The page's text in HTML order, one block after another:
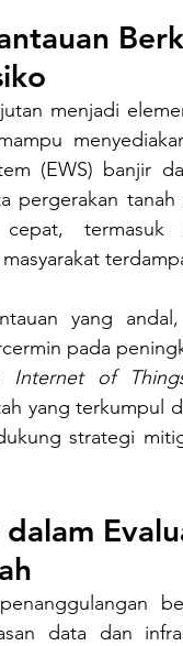
(EWS) banjir
pergerakan
cepat,
pada
Internet of
strategi
data dan